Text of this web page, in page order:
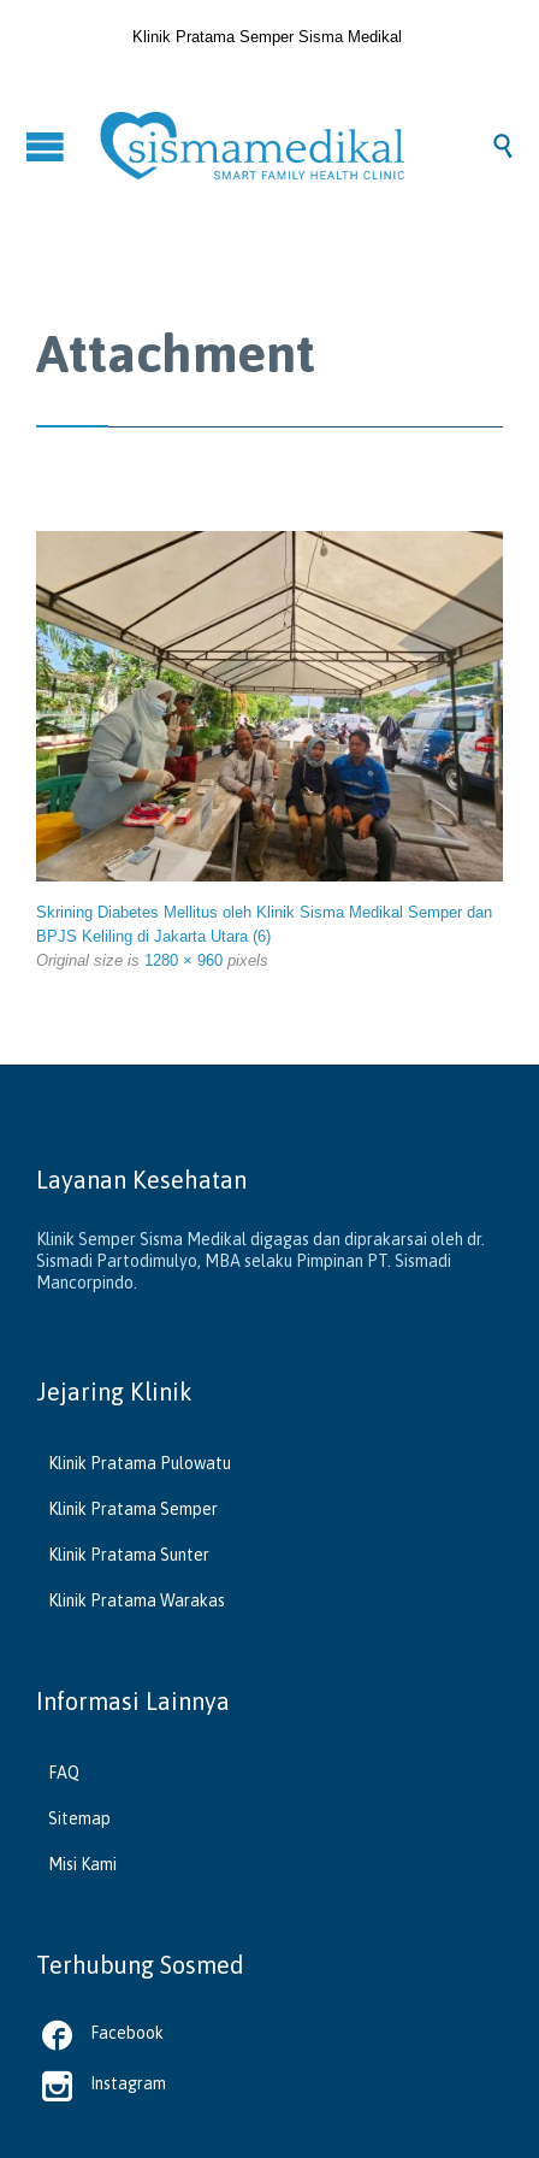
Klinik Pratama Semper Sisma Medikal

Attachment
Skrining Diabetes Mellitus oleh Klinik Sisma Medikal Semper dan
BPJS Keliling di Jakarta Utara (6)
Original size is 1280 × 960 pixels
Layanan Kesehatan
Klinik Semper Sisma Medikal digagas dan diprakarsai oleh dr.
Sismadi Partodimulyo, MBA selaku Pimpinan PT. Sismadi
Mancorpindo.
Jejaring Klinik
Klinik Pratama Pulowatu
Klinik Pratama Semper
Klinik Pratama Sunter
Klinik Pratama Warakas
Informasi Lainnya
FAQ
Sitemap
Misi Kami
Terhubung Sosmed
 Facebook
 Instagram